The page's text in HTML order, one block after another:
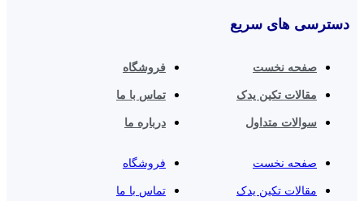
دسترسی های سریع
صفحه نخست فروشگاه
مقالات تکین یدک تماس با ما
سوالات متداول درباره ما
صفحه نخست فروشگاه
مقالات تکین یدک تماس با ما